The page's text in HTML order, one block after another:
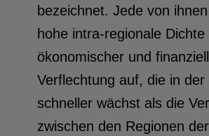
bezeichnet. Jede von
hohe intra-regionale Dichte
ökonomischer und
Verflechtung auf, die in der
schneller wächst als die
zwischen den Regionen